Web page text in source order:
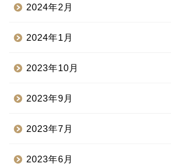
2024年2月
2024年1月
2023年10月
2023年9月
2023年7月
2023年6月